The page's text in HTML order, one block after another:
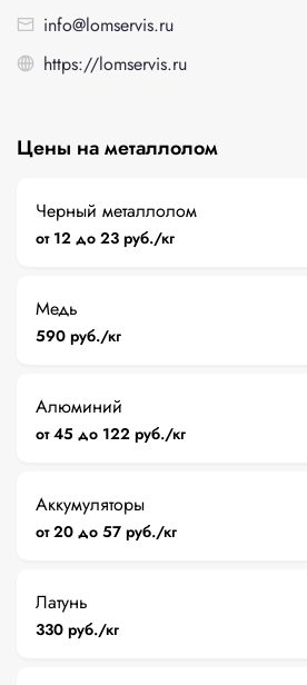
info@lomservis.ru
https://lomservis.ru
Цены на металлолом
Черный металлолом
от 12 до 23 руб./кг
Медь
590 руб./кг
Алюминий
от 45 до 122 руб./кг
Аккумуляторы
от 20 до 57 руб./кг
Латунь
330 руб./кг